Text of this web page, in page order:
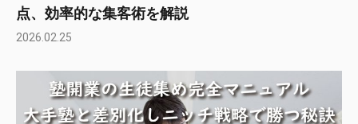
点、効率的な集客術を解説
2026.02.25